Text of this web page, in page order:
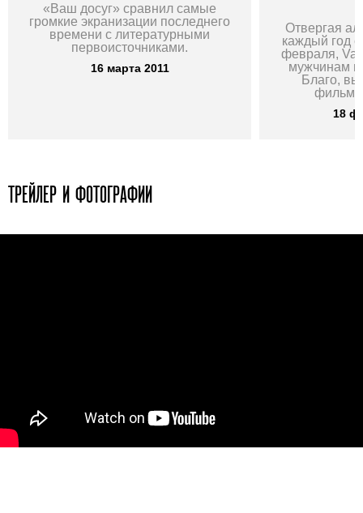
«Ваш досуг» сравнил самые
громкие экранизации последнего
времени с литературными
первоисточниками.
16 марта 2011
Отвергая
каждый год
февраля,
мужчинам
Благо,
18
ТРЕЙЛЕР И ФОТОГРАФИИ